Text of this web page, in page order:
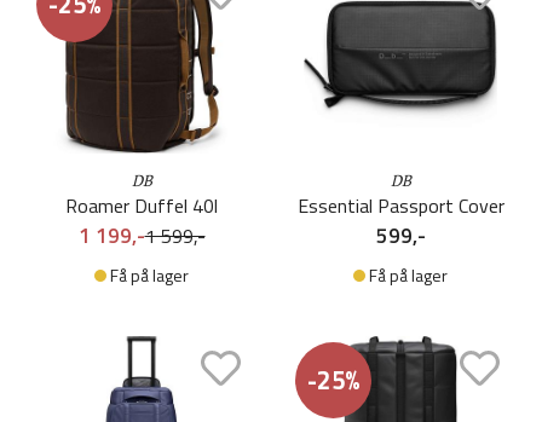
DB
Roamer Duffel 40l
1 599,-
1 199,-
Få på lager
DB
Essential Passport Cover
599,-
Få på lager
-25%